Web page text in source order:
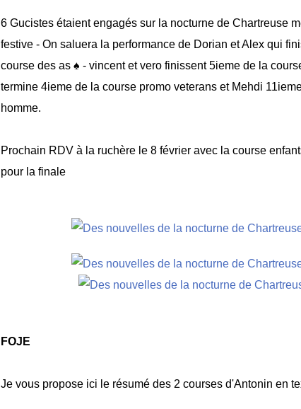
6 Gucistes étaient engagés sur la nocturne de Chartreuse
festive - On saluera la performance de Dorian et Alex qui
course des as ♠ - vincent et vero finissent 5ieme de la
termine 4ieme de la course promo veterans et Mehdi
homme.
Prochain RDV à la ruchère le 8 février avec la course
pour la finale
FOJE
Je vous propose ici le résumé des 2 courses d'Antonin en